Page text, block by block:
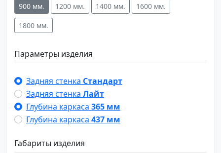
900 мм. 1200 мм. 1400 мм. 1600 мм.
1800 мм.
Параметры изделия
Задняя стенка Стандарт
Задняя стенка Лайт
Глубина каркаса 365 мм
Глубина каркаса 437 мм
Габариты изделия